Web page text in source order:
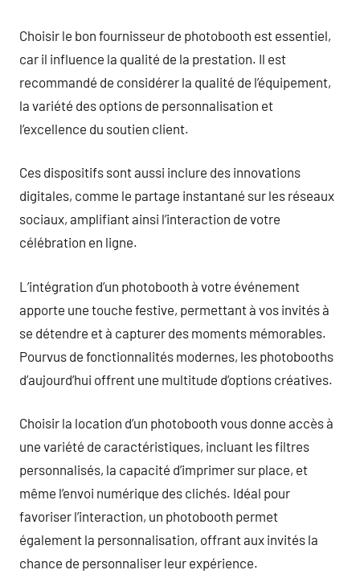
Choisir le bon fournisseur de photobooth est essentiel,
car il influence la qualité de la prestation. Il est
recommandé de considérer la qualité de l’équipement,
la variété des options de personnalisation et
l’excellence du soutien client.
Ces dispositifs sont aussi inclure des innovations
digitales, comme le partage instantané sur les réseaux
sociaux, amplifiant ainsi l’interaction de votre
célébration en ligne.
L’intégration d’un photobooth à votre événement
apporte une touche festive, permettant à vos invités à
se détendre et à capturer des moments mémorables.
Pourvus de fonctionnalités modernes, les photobooths
d’aujourd’hui offrent une multitude d’options créatives.
Choisir la location d’un photobooth vous donne accès à
une variété de caractéristiques, incluant les filtres
personnalisés, la capacité d’imprimer sur place, et
même l’envoi numérique des clichés. Idéal pour
favoriser l’interaction, un photobooth permet
également la personnalisation, offrant aux invités la
chance de personnaliser leur expérience.